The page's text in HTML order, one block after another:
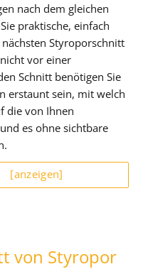
nach dem gleichen
praktische, einfach
Styroporschnitt
vor einer
Schnitt benötigen Sie
erstaunt sein, mit welch
die von Ihnen
es ohne sichtbare
[anzeigen]
von Styropor